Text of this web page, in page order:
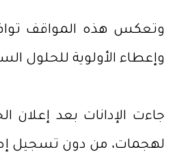
وتعكس هذه المواقف
وإعطاء الأولوية للحلول
جاءت الإدانات بعد
لهجمات، من دون تسجيل